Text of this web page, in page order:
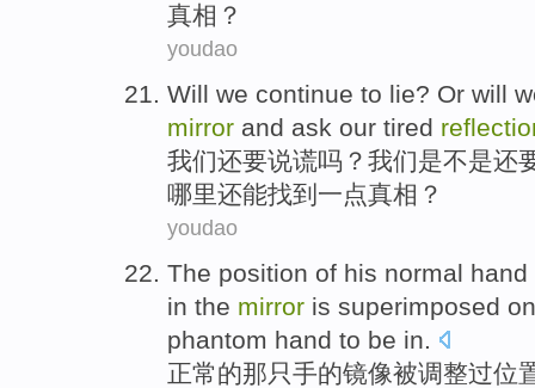
真相 ？
youdao
Will we continue to lie? Or will
mirror and ask our tired
我们还要说谎吗？我们是不是还
哪里还能找到 一点真相 ？
youdao
The position of his normal hand
in the mirror is superimposed on
phantom hand to be in.
正常的那只手的镜像被调整过位